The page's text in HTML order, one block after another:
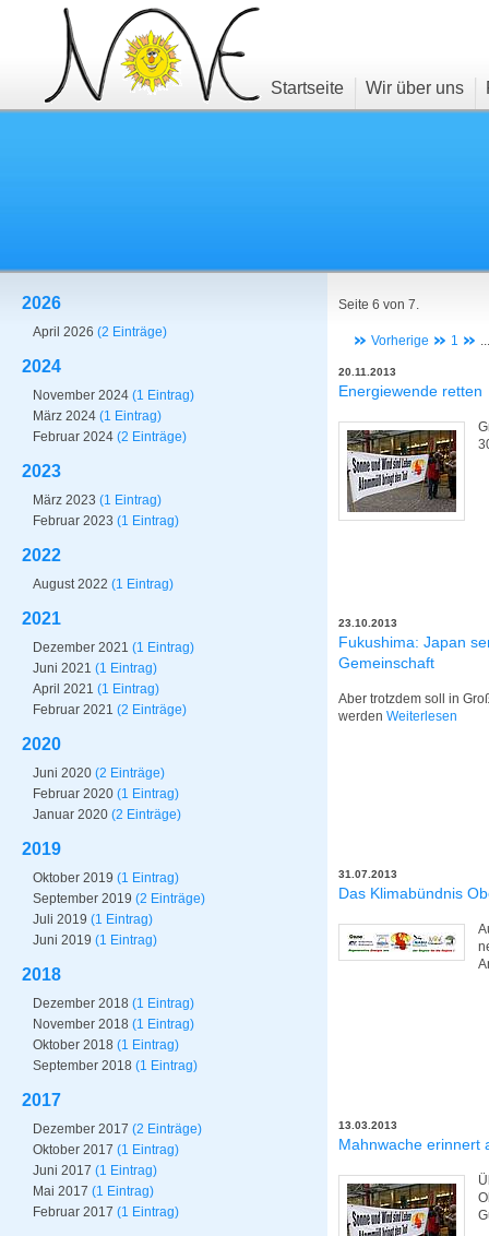
Startseite Wir über uns
2026
April 2026 (2 Einträge)
2024
November 2024 (1 Eintrag)
März 2024 (1 Eintrag)
Februar 2024 (2 Einträge)
2023
März 2023 (1 Eintrag)
Februar 2023 (1 Eintrag)
2022
August 2022 (1 Eintrag)
2021
Dezember 2021 (1 Eintrag)
Juni 2021 (1 Eintrag)
April 2021 (1 Eintrag)
Februar 2021 (2 Einträge)
2020
Juni 2020 (2 Einträge)
Februar 2020 (1 Eintrag)
Januar 2020 (2 Einträge)
2019
Oktober 2019 (1 Eintrag)
September 2019 (2 Einträge)
Juli 2019 (1 Eintrag)
Juni 2019 (1 Eintrag)
2018
Dezember 2018 (1 Eintrag)
November 2018 (1 Eintrag)
Oktober 2018 (1 Eintrag)
September 2018 (1 Eintrag)
2017
Dezember 2017 (2 Einträge)
Oktober 2017 (1 Eintrag)
Juni 2017 (1 Eintrag)
Mai 2017 (1 Eintrag)
Februar 2017 (1 Eintrag)
Seite 6 von 7.
Vorherige 1
20.11.2013
Energiewende retten
23.10.2013
Fukushima: Japan
Gemeinschaft
Aber trotzdem soll in
werden Weiterlesen
31.07.2013
Das Klimabündnis
13.03.2013
Mahnwache erinnert